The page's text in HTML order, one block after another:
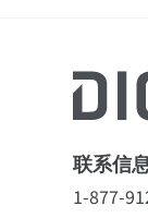
全部
机型
规格
特点
全部
联系信
1-877-